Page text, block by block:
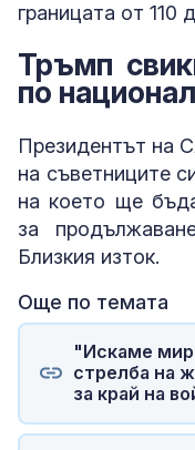
границата от 110
Тръмп
по
Президентът на
на съветниците
на което ще
за
Близкия изток.
Още по темата
"Искаме
стрелба на
за край на